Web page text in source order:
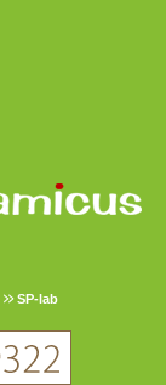
SP-lab